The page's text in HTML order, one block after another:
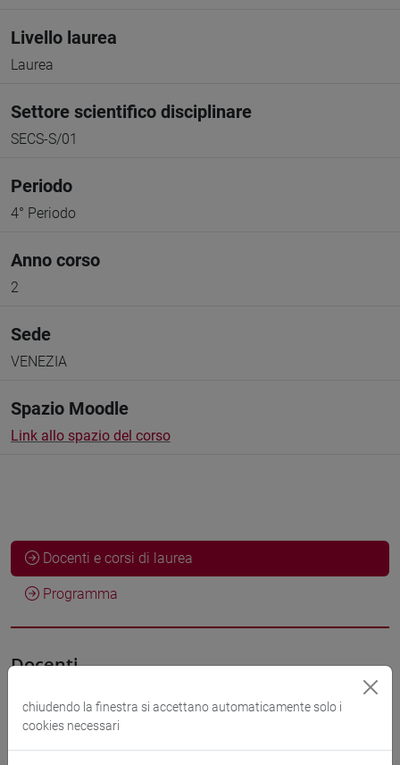
Livello laurea
Laurea
Settore scientifico disciplinare
SECS-S/01
Periodo
4° Periodo
Anno corso
2
Sede
VENEZIA
Spazio Moodle
Link allo spazio del corso
Docenti e corsi di laurea
Programma
Docenti
BEVILACQUA Moreno- 30h Lezione
chiudendo la finestra si accettano automaticamente solo i
cookies necessari